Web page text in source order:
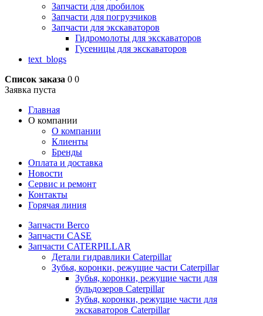
Запчасти для дробилок
Запчасти для погрузчиков
Запчасти для экскаваторов
Гидромолоты для экскаваторов
Гусеницы для экскаваторов
text_blogs
Список заказа 0 0
Заявка пуста
Главная
О компании
О компании
Клиенты
Бренды
Оплата и доставка
Новости
Сервис и ремонт
Контакты
Горячая линия
Запчасти Berco
Запчасти CASE
Запчасти CATERPILLAR
Детали гидравлики Caterpillar
Зубья, коронки, режущие части Caterpillar
Зубья, коронки, режущие части для
бульдозеров Caterpillar
Зубья, коронки, режущие части для
экскаваторов Caterpillar